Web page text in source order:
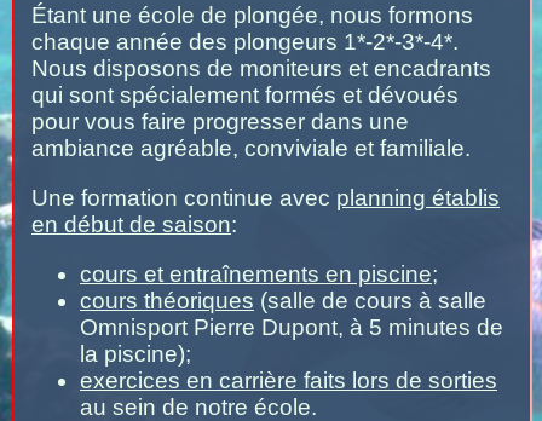
Étant une école de plongée, nous formons
chaque année des plongeurs 1*-2*-3*-4*.
Nous disposons de moniteurs et encadrants
qui sont spécialement formés et dévoués
pour vous faire progresser dans une
ambiance agréable, conviviale et familiale.
Une formation continue avec planning établis
en début de saison:
cours et entraînements en piscine;
cours théoriques (salle de cours à salle
Omnisport Pierre Dupont, à 5 minutes de
la piscine);
exercices en carrière faits lors de sorties
au sein de notre école.